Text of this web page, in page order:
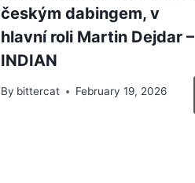
českým dabingem, v
hlavní roli Martin Dejdar –
INDIAN
By bittercat February 19, 2026